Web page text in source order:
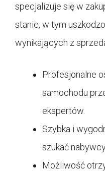
specjalizuje się w
stanie, w tym
wynikających z
Profesjonalne
samochodu
ekspertów.
Szybka i
szukać
Możliwość